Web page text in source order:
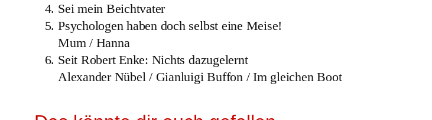
Sei mein Beichtvater
Psychologen haben doch selbst eine Meise!
Mum / Hanna
Seit Robert Enke: Nichts dazugelernt
Alexander Nübel / Gianluigi Buffon / Im gleichen Boot